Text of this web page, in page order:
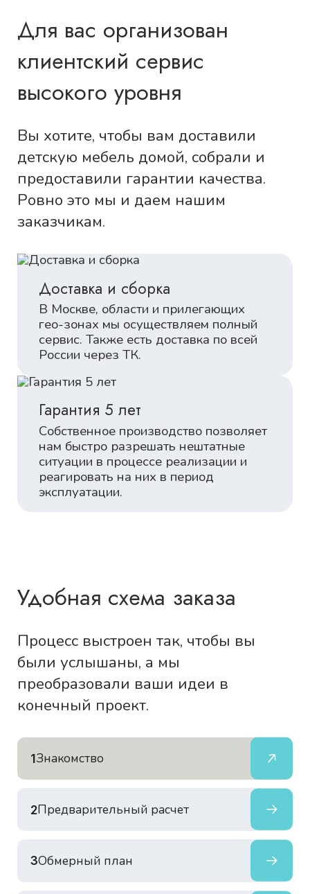
Для вас организован
клиентский сервис
высокого уровня
Вы хотите, чтобы вам доставили
детскую мебель домой, собрали и
предоставили гарантии качества.
Ровно это мы и даем нашим
заказчикам.
Доставка и сборка
В Москве, области и прилегающих
гео-зонах мы осуществляем полный
сервис. Также есть доставка по всей
России через ТК.
Гарантия 5 лет
Собственное производство позволяет
нам быстро разрешать нештатные
ситуации в процессе реализации и
реагировать на них в период
эксплуатации.
Удобная схема заказа
Процесс выстроен так, чтобы вы
были услышаны, а мы
преобразовали ваши идеи в
конечный проект.
1Знакомство
2Предварительный расчет
3Обмерный план